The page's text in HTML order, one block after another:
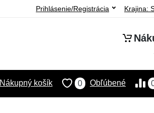
Krajina:
Prihlásenie/Registrácia
0 Obľúbené
Nákupný košík